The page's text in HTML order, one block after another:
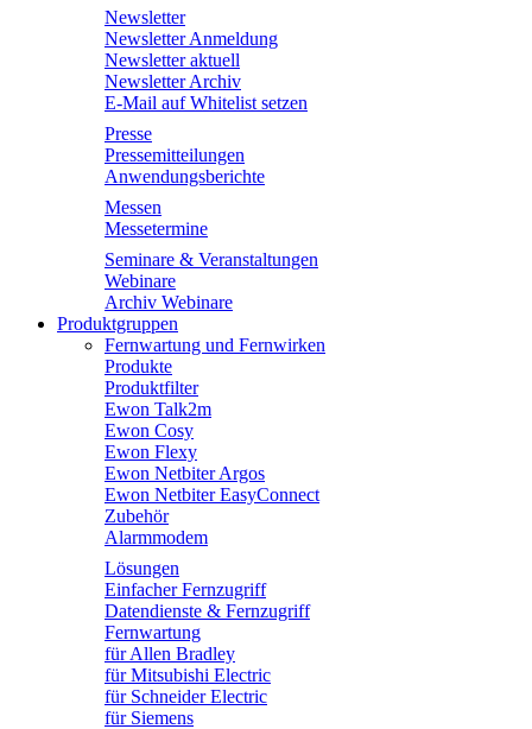
Newsletter
Newsletter Anmeldung
Newsletter aktuell
Newsletter Archiv
E-Mail auf Whitelist setzen
Presse
Pressemitteilungen
Anwendungsberichte
Messen
Messetermine
Seminare & Veranstaltungen
Webinare
Archiv Webinare
Produktgruppen
Fernwartung und Fernwirken
Produkte
Produktfilter
Ewon Talk2m
Ewon Cosy
Ewon Flexy
Ewon Netbiter Argos
Ewon Netbiter EasyConnect
Zubehör
Alarmmodem
Lösungen
Einfacher Fernzugriff
Datendienste & Fernzugriff
Fernwartung
für Allen Bradley
für Mitsubishi Electric
für Schneider Electric
für Siemens